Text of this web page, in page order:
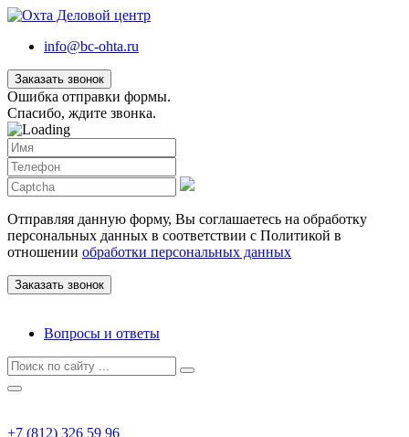
info@bc-ohta.ru
Заказать звонок
Ошибка отправки формы.
Спасибо, ждите звонка.
Отправляя данную форму, Вы соглашаетесь на обработку
персональных данных в соответствии с Политикой в
отношении обработки персональных данных
Вопросы и ответы
+7 (812) 326 59 96